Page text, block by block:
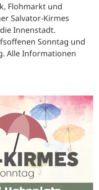
Flohmarkt und
Salvator-Kirmes
Innenstadt.
Sonntag und
Alle Informationen